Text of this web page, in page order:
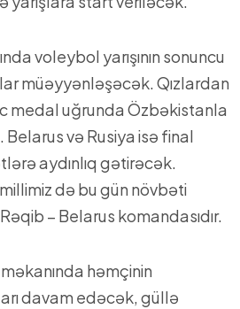
voleybol yarışının sonuncu
müəyyənləşəcək. Qızlardan
medal uğrunda Özbəkistanla
və Rusiya isə final
aydınlıq gətirəcək.
də bu gün növbəti
– Belarus komandasıdır.
həmçinin
davam edəcək, güllə